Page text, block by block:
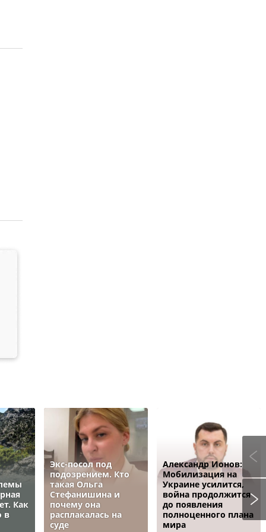
Как
в
Экс-посол под
подозрением. Кто
такая Ольга
Стефанишина и
почему она
расплакалась на
суде
Александр Ионов:
Мобилизация на
Украине усилится,
война продолжится
до появления
полноценного плана
мира